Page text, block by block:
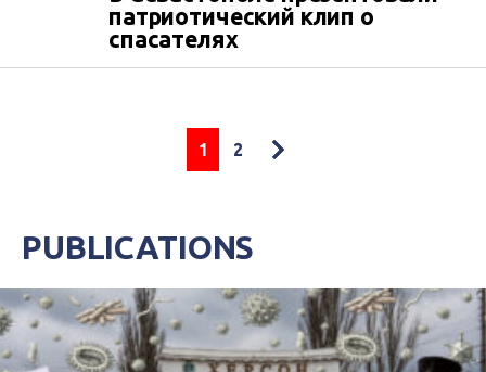
патриотический клип о
спасателях
1 2
PUBLICATIONS